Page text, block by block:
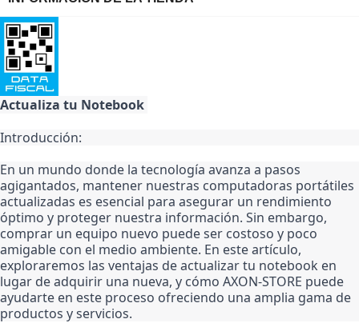
Actualiza tu Notebook
Introducción:
En un mundo donde la tecnología avanza a pasos
agigantados, mantener nuestras computadoras portátiles
actualizadas es esencial para asegurar un rendimiento
óptimo y proteger nuestra información. Sin embargo,
comprar un equipo nuevo puede ser costoso y poco
amigable con el medio ambiente. En este artículo,
exploraremos las ventajas de actualizar tu notebook en
lugar de adquirir una nueva, y cómo AXON-STORE puede
ayudarte en este proceso ofreciendo una amplia gama de
productos y servicios.